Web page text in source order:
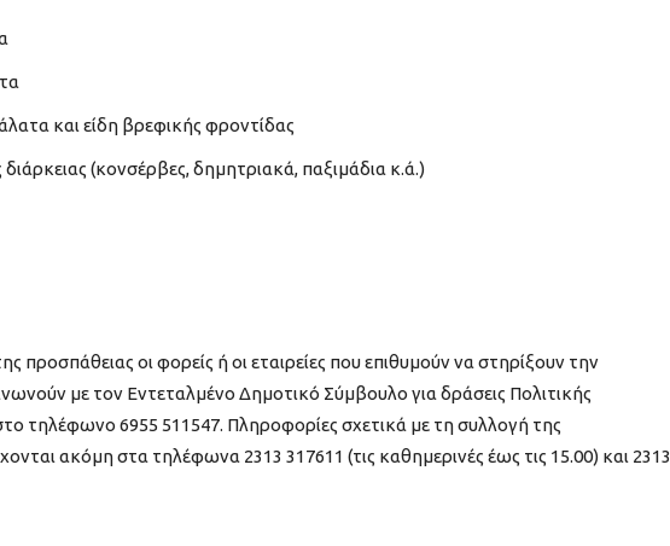
και είδη βρεφικής φροντίδας
(κονσέρβες, δημητριακά, παξιμάδια κ.ά.)
προσπάθειας οι φορείς ή οι εταιρείες που επιθυμούν να στηρίξουν την
με τον Εντεταλμένο Δημοτικό Σύμβουλο για δράσεις Πολιτικής
τηλέφωνο 6955 511547. Πληροφορίες σχετικά με τη συλλογή της
ακόμη στα τηλέφωνα 2313 317611 (τις καθημερινές έως τις 15.00) και 2313